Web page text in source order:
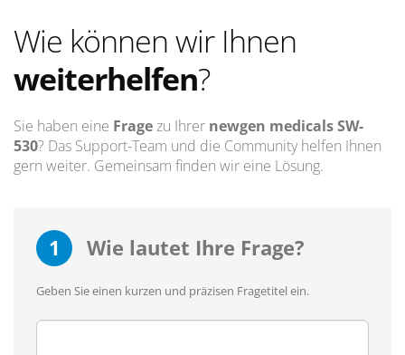
Wie können wir Ihnen
weiterhelfen?
Sie haben eine Fragezu Ihrer newgen medicals SW-
530? Das Support-Team und die Community helfen Ihnen
gern weiter. Gemeinsam finden wir eine Lösung.
1 Wie lautet Ihre Frage?
Geben Sie einen kurzen und präzisen Fragetitel ein.